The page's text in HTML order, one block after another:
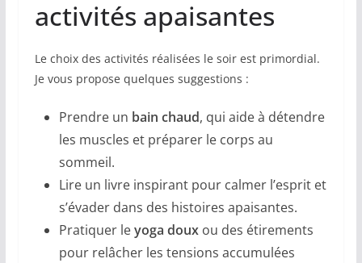
activités apaisantes
Le choix des activités réalisées le soir est primordial.
Je vous propose quelques suggestions :
Prendre un bain chaud, qui aide à détendre
les muscles et préparer le corps au
sommeil.
Lire un livre inspirant pour calmer l’esprit et
s’évader dans des histoires apaisantes.
Pratiquer leyoga douxou des étirements
pour relâcher les tensions accumulées